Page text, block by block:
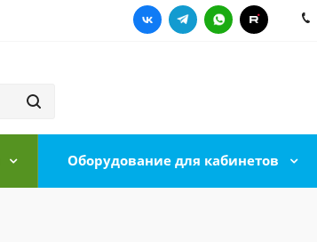
Оборудование для кабинетов